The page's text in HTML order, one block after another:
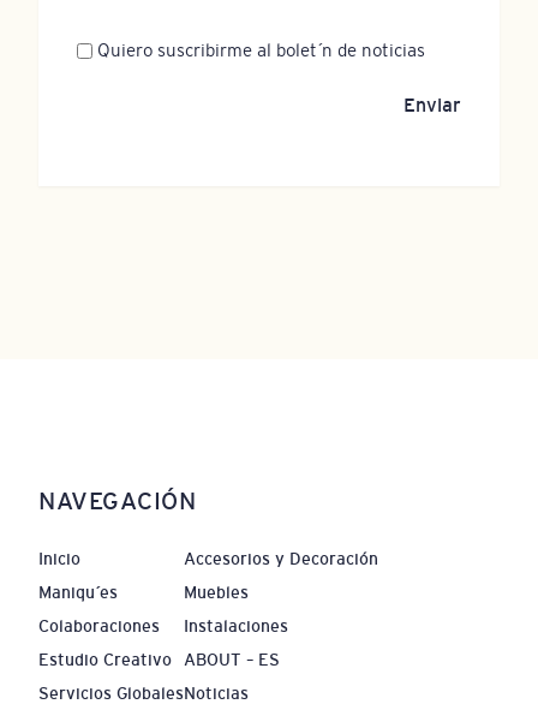
Newsletter
Quiero suscribirme al boletín de noticias
Enviar
NAVEGACIÓN
Inicio
Maniquíes
Colaboraciones
Estudio Creativo
Servicios Globales
Accesorios y Decoración
Muebles
Instalaciones
ABOUT – ES
Noticias